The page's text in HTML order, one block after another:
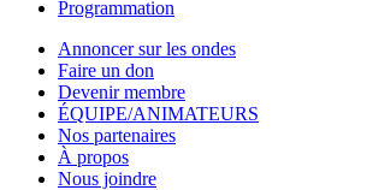
Programmation
Annoncer sur les ondes
Faire un don
Devenir membre
ÉQUIPE/ANIMATEURS
Nos partenaires
À propos
Nous joindre